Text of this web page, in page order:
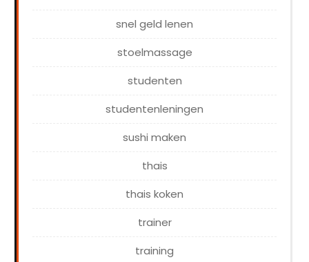
snel geld lenen
stoelmassage
studenten
studentenleningen
sushi maken
thais
thais koken
trainer
training